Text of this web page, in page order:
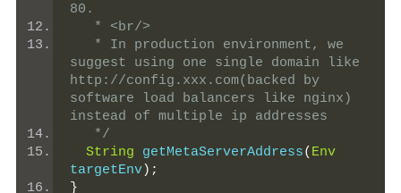
80.
   * <br/>
suggest using one single domain like
http://config.xxx.com(backed by
software load balancers like nginx)
instead of multiple ip addresses
   */
String getMetaServerAddress( Env
targetEnv);
}